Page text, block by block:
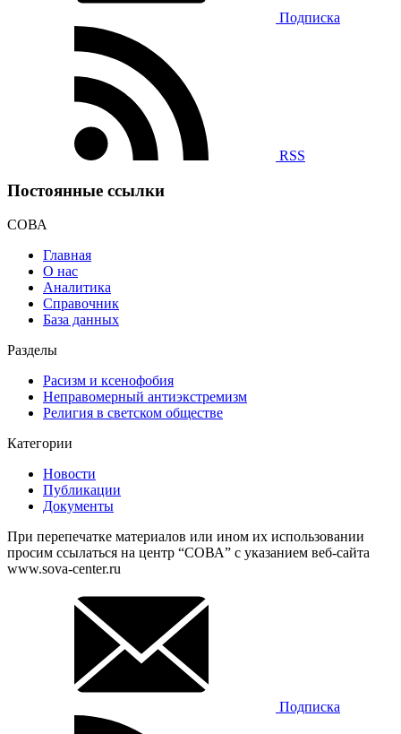
Подписка
RSS
Постоянные ссылки
СОВА
Главная
О нас
Аналитика
Справочник
База данных
Разделы
Расизм и ксенофобия
Неправомерный антиэкстремизм
Религия в светском обществе
Категории
Новости
Публикации
Документы
При перепечатке материалов или ином их использовании
просим ссылаться на центр “СОВА” с указанием веб-сайта
www.sova-center.ru
Подписка